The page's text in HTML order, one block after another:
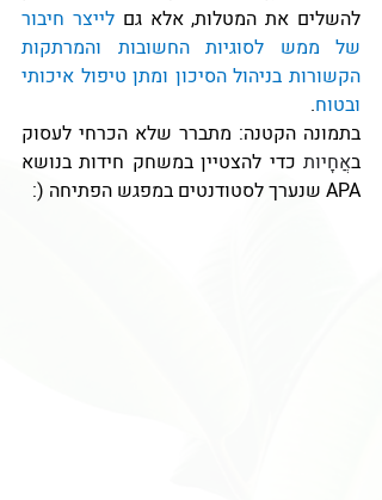
להשלים את המטלות, אלא גם
ובטוח.
באֲחָיוּת
APA שנערך לסטודנטים במפגש הפתיחה (: